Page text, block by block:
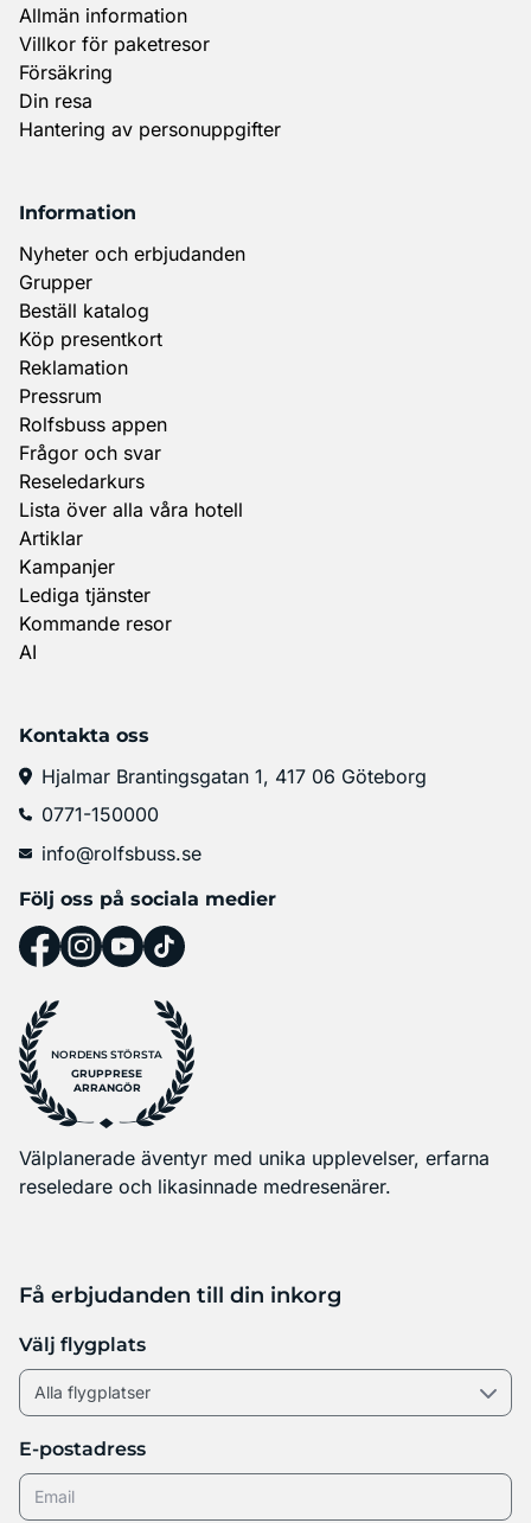
Allmän information
Villkor för paketresor
Försäkring
Din resa
Hantering av personuppgifter
Information
Nyheter och erbjudanden
Grupper
Beställ katalog
Köp presentkort
Reklamation
Pressrum
Rolfsbuss appen
Frågor och svar
Reseledarkurs
Lista över alla våra hotell
Artiklar
Kampanjer
Lediga tjänster
Kommande resor
AI
Kontakta oss
Hjalmar Brantingsgatan 1, 417 06 Göteborg
0771-150000
info@rolfsbuss.se
Följ oss på sociala medier
NORDENS STÖRSTA
GRUPPRESE
ARRANGÖR
Välplanerade äventyr med unika upplevelser, erfarna
reseledare och likasinnade medresenärer.
Få erbjudanden till din inkorg
Välj flygplats
E-postadress